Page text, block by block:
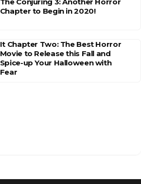
Chapter to Begin in 2020!
It Chapter Two: The Best Horror
Movie to Release this Fall and
Spice-up Your Halloween with
Fear